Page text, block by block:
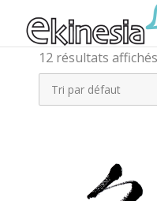
12 résultats affichés